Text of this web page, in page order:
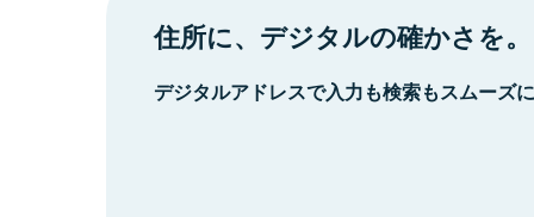
住所に、デジタルの確かさを。
デジタルアドレスで入力も検索もスムーズ